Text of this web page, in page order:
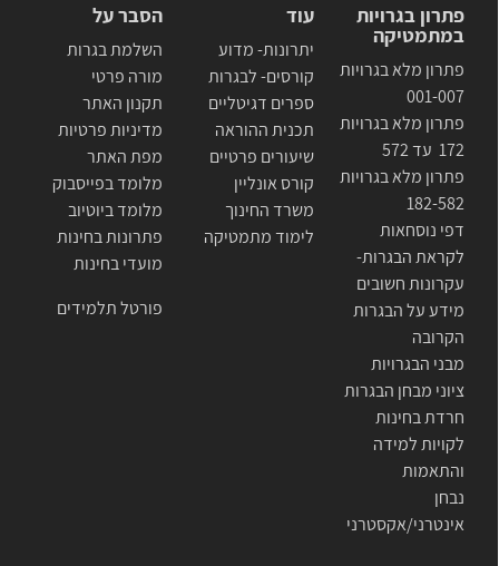
פתרון בגרויות
במתמטיקה
פתרון מלא בגרויות
001-007
פתרון מלא בגרויות
172 עד 572
פתרון מלא בגרויות
182-582
דפי נוסחאות
לקראת הבגרות-
עקרונות חשובים
מידע על הבגרות
הקרובה
מבני הבגרויות
ציוני מבחן הבגרות
חרדת בחינות
לקויות למידה
והתאמות
נבחן
אינטרני/אקסטרני
עוד
יתרונות- מדוע
קורסים- לבגרות
ספרים דגיטליים
תכנית ההוראה
שיעורים פרטיים
קורס אונליין
משרד החינוך
לימוד מתמטיקה
הסבר על
השלמת בגרות
מורה פרטי
תקנון האתר
מדיניות פרטיות
מפת האתר
מלומד בפייסבוק
מלומד ביוטיוב
פתרונות בחינות
מועדי בחינות
פורטל תלמידים